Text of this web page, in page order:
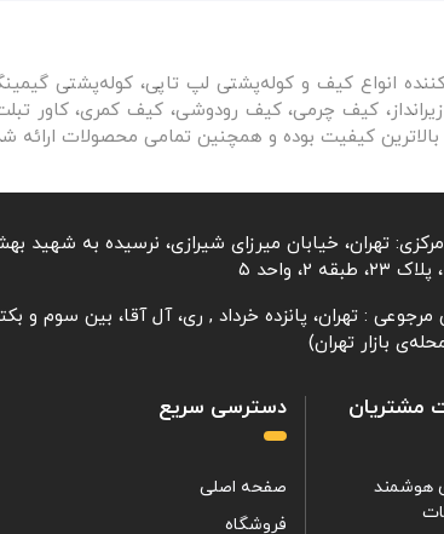
کننده انواع کیف و کوله‌پشتی لپ تاپی، کوله‌پشتی
کیف چرمی، کیف رودوشی، کیف کمری، کاور
کیفیت بوده و همچنین تمامی محصولات ارائه
تهران، خیابان میرزای شیرازی، نرسیده به شهید
طبقه 2، واحد ۵
: تهران، پانزده خرداد , ری، آل آقا، بین سوم و
مشتریان
هوشمند
دسترسی سریع
صفحه اصلی
فروشگاه